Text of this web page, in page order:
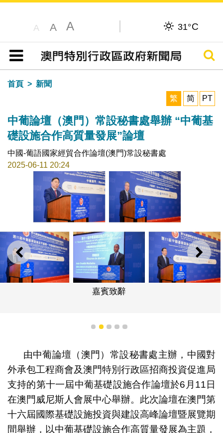
A A A 31°C
目錄
搜尋
首頁
新聞
繁
简 PT
中葡論壇（澳門）常設秘書處舉辦 “中葡基
礎設施合作高質量發展”論壇
中國-葡語國家經貿合作論壇(澳門)常設秘書處
2025-06-11 20:24
上一則 下一
嘉賓致辭
1 2 3 4 5
由中葡論壇（澳門）常設秘書處主辦，中國對
外承包工程商會及澳門特別行政區招商投資促進局
支持的第十一屆中葡基礎設施合作論壇於6月11日
在澳門威尼斯人會展中心舉辦。此次論壇在澳門第
十六屆國際基礎設施投資與建設高峰論壇暨展覽期
間舉辦，以中葡基礎設施合作高質量發展為主題，